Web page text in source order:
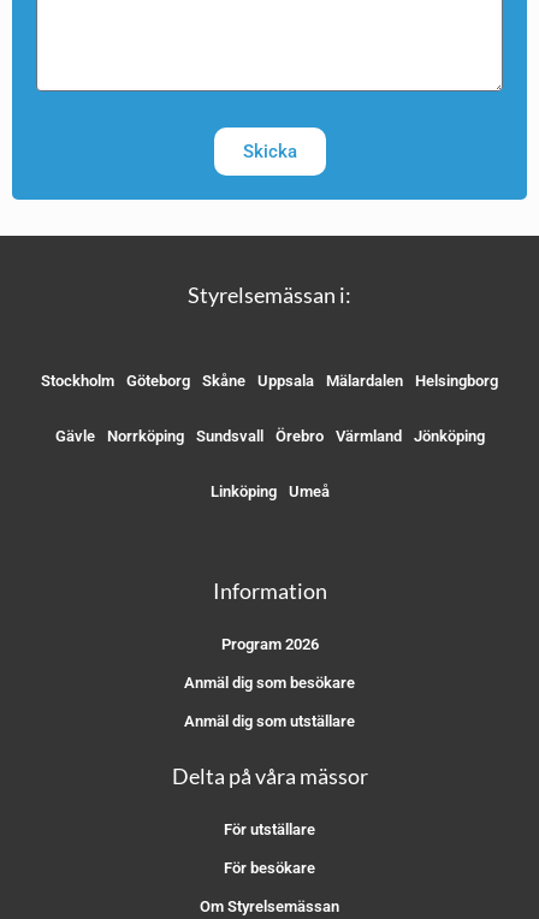
Skicka
Styrelsemässan i:
Stockholm Göteborg Skåne Uppsala Mälardalen Helsingborg
Gävle Norrköping Sundsvall Örebro Värmland Jönköping
Linköping Umeå
Information
Program 2026
Anmäl dig som besökare
Anmäl dig som utställare
Delta på våra mässor
För utställare
För besökare
Om Styrelsemässan